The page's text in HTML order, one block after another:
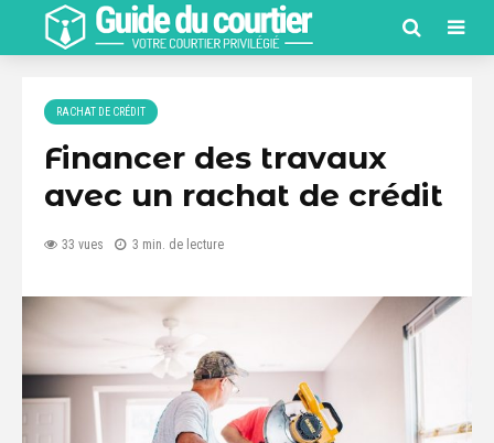
RACHAT DE CRÉDIT
Financer des travaux
avec un rachat de crédit
33 vues 3 min. de lecture